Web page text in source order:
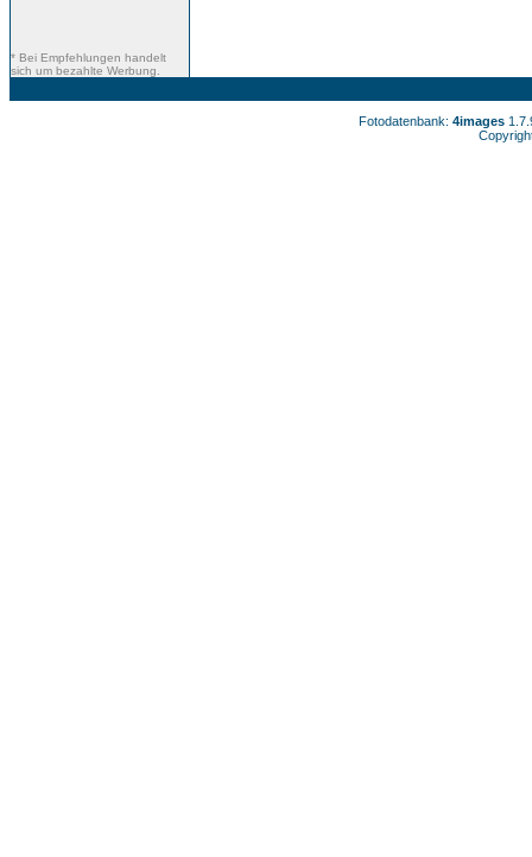
* Bei Empfehlungen handelt
sich um bezahlte Werbung.
Fotodatenbank: 4images